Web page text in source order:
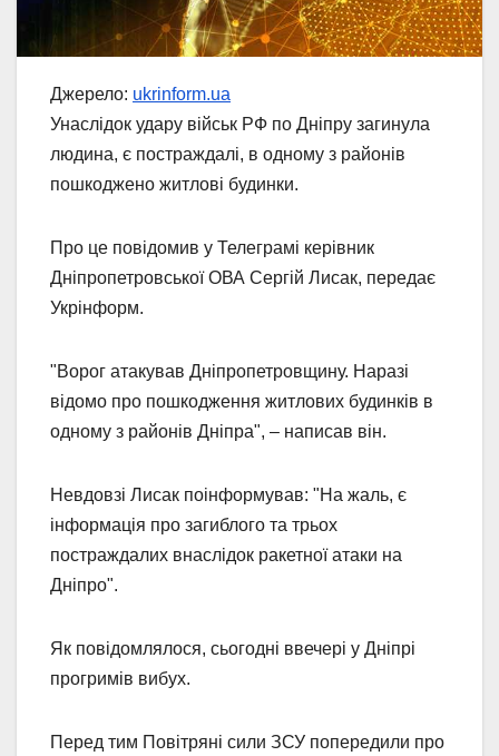
Джерело: ukrinform.ua
Унаслідок удару військ РФ по Дніпру загинула
людина, є постраждалі, в одному з районів
пошкоджено житлові будинки.
Про це повідомив у Телеграмі керівник
Дніпропетровської ОВА Сергій Лисак, передає
Укрінформ.
"Ворог атакував Дніпропетровщину. Наразі
відомо про пошкодження житлових будинків в
одному з районів Дніпра", – написав він.
Невдовзі Лисак поінформував: "На жаль, є
інформація про загиблого та трьох
постраждалих внаслідок ракетної атаки на
Дніпро".
Як повідомлялося, сьогодні ввечері у Дніпрі
прогримів вибух.
Перед тим Повітряні сили ЗСУ попередили про